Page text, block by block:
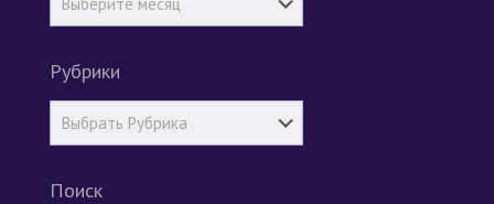
Рубрики
Поиск